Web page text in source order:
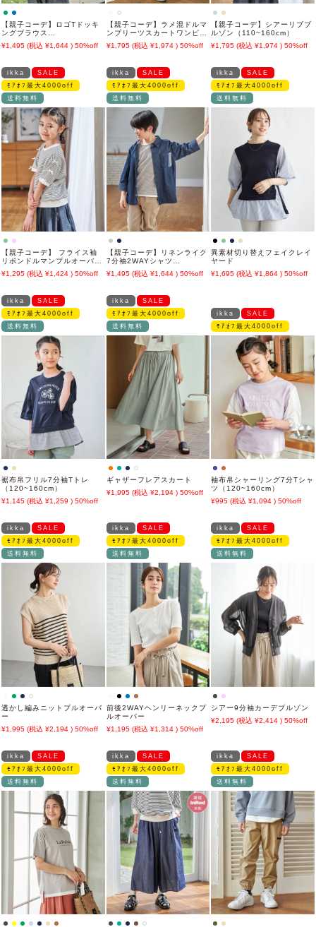
【親子コーデ】ロゴTドッキ
ングブラウス
（120~160cm）
1,495 1,644 50%off
【親子コーデ】ラメ混ドルマ
ンプリーツスカートワンピー
ス（120~160cm）
1,795 1,974 50%off
【親子コーデ】シアーリブブ
ルゾン（110~160cm）
1,795
1,974 50%off
ikka
SALE
ﾓｱｵﾌ最大4000off
送料無料
【親子コーデ】 フライス袖
リボンドルマンプルオーバー
(120cm~160cm)
1,295 1,424 50%off
ikka
SALE
ﾓｱｵﾌ最大4000off
送料無料
【親子コーデ】リネンライク
7分袖2WAYシャツ
（110~160cm）
1,495 1,644 50%off
ikka
SALE
ﾓｱｵﾌ最大4000off
送料無料
異素材切り替えフェイクレイ
ヤード
1,695
1,864 50%off
ikka
SALE
ﾓｱｵﾌ最大4000off
送料無料
裾布帛フリル7分袖Tトレ
（120~160cm）
1,145
1,259 50%off
ikka
SALE
ﾓｱｵﾌ最大4000off
送料無料
ギャザーフレアスカート
1,995
2,194 50%off
ikka
SALE
ﾓｱｵﾌ最大4000off
袖布帛シャーリング7分Tシャ
ツ（120~160cm）
995
1,094 50%off
ikka
SALE
ﾓｱｵﾌ最大4000off
送料無料
透かし編みニットプルオーバ
ー
1,995
2,194 50%off
ikka
SALE
ﾓｱｵﾌ最大4000off
送料無料
前後2WAYヘンリーネックプ
ルオーバー
1,195
1,314 50%off
ikka
SALE
ﾓｱｵﾌ最大4000off
送料無料
シアー9分袖カーデブルゾン
2,195
2,414 50%off
ikka
SALE
ﾓｱｵﾌ最大4000off
送料無料
ikka
SALE
ﾓｱｵﾌ最大4000off
送料無料
ikka
SALE
ﾓｱｵﾌ最大4000off
送料無料